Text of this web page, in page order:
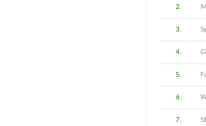
2.
3.
4.
5.
6.
7.